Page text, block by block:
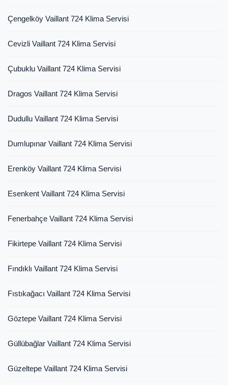
Çengelköy Vaillant 724 Klima Servisi
Cevizli Vaillant 724 Klima Servisi
Çubuklu Vaillant 724 Klima Servisi
Dragos Vaillant 724 Klima Servisi
Dudullu Vaillant 724 Klima Servisi
Dumlupınar Vaillant 724 Klima Servisi
Erenköy Vaillant 724 Klima Servisi
Esenkent Vaillant 724 Klima Servisi
Fenerbahçe Vaillant 724 Klima Servisi
Fikirtepe Vaillant 724 Klima Servisi
Fındıklı Vaillant 724 Klima Servisi
Fıstıkağacı Vaillant 724 Klima Servisi
Göztepe Vaillant 724 Klima Servisi
Güllübağlar Vaillant 724 Klima Servisi
Güzeltepe Vaillant 724 Klima Servisi